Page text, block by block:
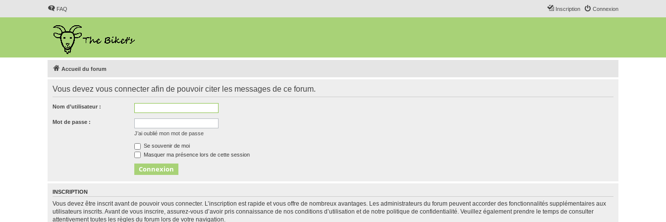
FAQ Connexion
Inscription
Accueil du forum
Vous devez vous connecter afin de pouvoir citer les messages de ce forum.
Nom d’utilisateur :
Mot de passe :
J’ai oublié mon mot de passe
Se souvenir de moi
Masquer ma présence lors de cette session
INSCRIPTION
Vous devez être inscrit avant de pouvoir vous connecter. L’inscription est rapide et vous offre de nombreux avantages. Les administrateurs du forum peuvent accorder des fonctionnalités supplémentaires aux
utilisateurs inscrits. Avant de vous inscrire, assurez-vous d’avoir pris connaissance de nos conditions d’utilisation et de notre politique de confidentialité. Veuillez également prendre le temps de consulter
attentivement toutes les règles du forum lors de votre navigation.